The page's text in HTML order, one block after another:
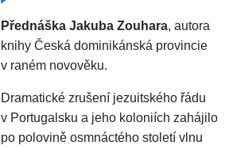
Přednáška Jakuba Zouhara, autora
knihy Česká dominikánská provincie
v raném novověku.
Dramatické zrušení jezuitského řádu
v Portugalsku a jeho koloniích zahájilo
po polovině osmnáctého století vlnu